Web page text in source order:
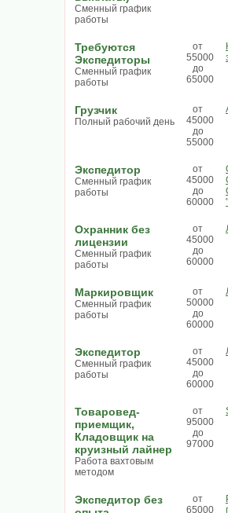
Сменный график
работы
Требуются
Экспедиторы
Сменный график
работы
от
55000
до
65000
Грузчик
Полный рабочий день
от
45000
до
55000
Экспедитор
Сменный график
работы
от
45000
до
60000
Охранник без
лицензии
Сменный график
работы
от
45000
до
60000
Маркировщик
Сменный график
работы
от
50000
до
60000
Экспедитор
Сменный график
работы
от
45000
до
60000
Товаровед-
приемщик,
Кладовщик на
круизный лайнер
Работа вахтовым
методом
от
95000
до
97000
Экспедитор без
от
65000